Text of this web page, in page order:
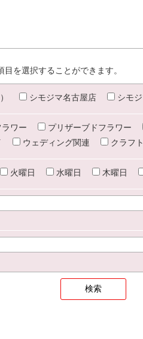
を選択することができます。
シモジマ名古屋店 シモ
ワー プリザーブドフラワー
ウェディング関連 クラフト
火曜日 水曜日 木曜日